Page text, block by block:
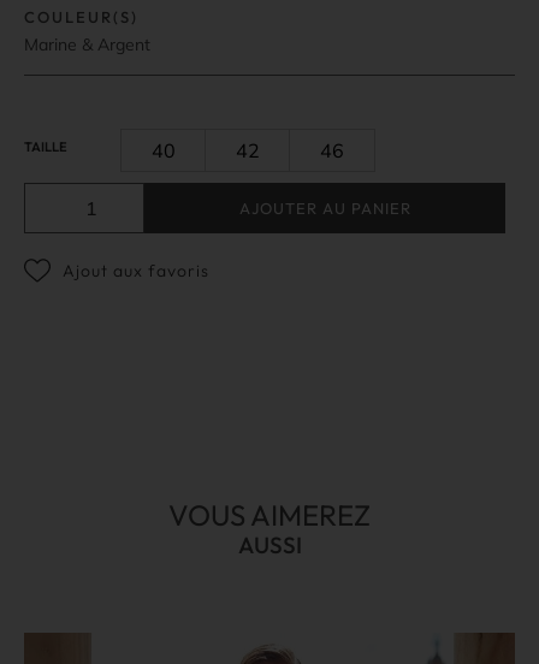
COULEUR(S)
Marine & Argent
TAILLE 40 42 46
AJOUTER AU PANIER
Ajout aux favoris
VOUS AIMEREZ
AUSSI